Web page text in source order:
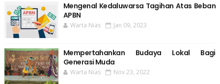
Mengenal Kedaluwarsa Tagihan Atas Beban
APBN
Warta Nias Jan 09, 2023
Mempertahankan Budaya Lokal Bagi
Generasi Muda
Warta Nias Nov 23, 2022